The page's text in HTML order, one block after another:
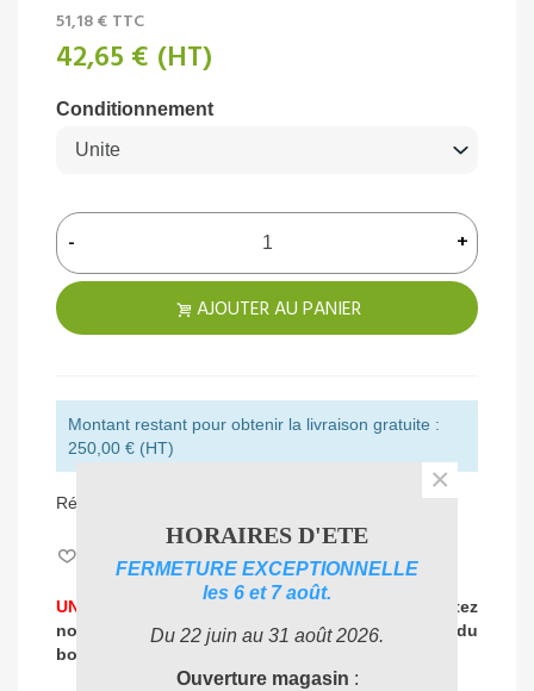
51,18 € TTC
42,65 € (HT)
Conditionnement
- +
AJOUTER AU PANIER
Montant restant pour obtenir la livraison gratuite :
250,00 € (HT)
Référence:
UNE PROBLEMATIQUE DE NETTOYAGE ?
Contactez
nos expertspour vous accompagner dans
le choix du
bon produit
HORAIRES D'ETE
FERMETURE EXCEPTIONNELLE
les 6 et 7 août.
Du 22 juin au 31 août 2026.
Ouverture magasin :
×